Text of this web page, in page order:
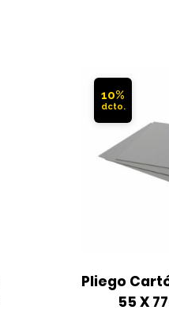
10%
Pliego
55 X